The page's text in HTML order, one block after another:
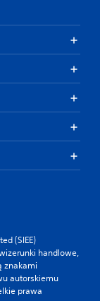
(SIEE)
handlowe,
znakami
autorskiemu
prawa